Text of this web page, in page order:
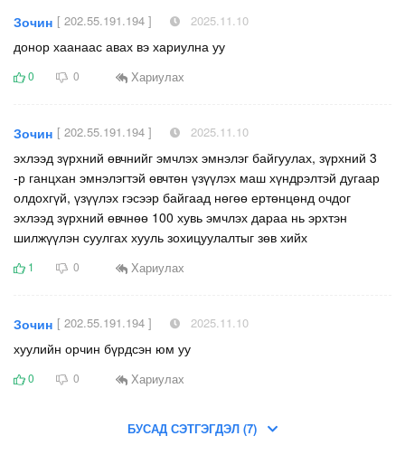
Зочин [ 202.55.191.194 ] 2025.11.10
донор хаанаас авах вэ хариулна уу
0 0 Хариулах
Зочин [ 202.55.191.194 ] 2025.11.10
эхлээд зүрхний өвчнийг эмчлэх эмнэлэг байгуулах, зүрхний 3
-р ганцхан эмнэлэгтэй өвчтөн үзүүлэх маш хүндрэлтэй дугаар
олдохгүй, үзүүлэх гэсээр байгаад нөгөө ертөнцөнд очдог
эхлээд зүрхний өвчнөө 100 хувь эмчлэх дараа нь эрхтэн
шилжүүлэн суулгах хууль зохицуулалтыг зөв хийх
1 0 Хариулах
Зочин [ 202.55.191.194 ] 2025.11.10
хуулийн орчин бүрдсэн юм уу
0 0 Хариулах
БУСАД СЭТГЭГДЭЛ (7)